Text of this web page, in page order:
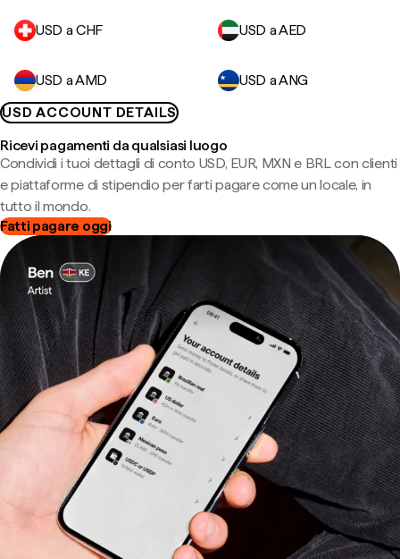
USD a CHF USD a AED
USD a AMD
USD a ANG
USD ACCOUNT DETAILS
Ricevi pagamenti da qualsiasi luogo
Condividi i tuoi dettagli di conto USD, EUR, MXN e BRL con clienti
e piattaforme di stipendio per farti pagare come un locale, in
tutto il mondo.
Fatti pagare oggi